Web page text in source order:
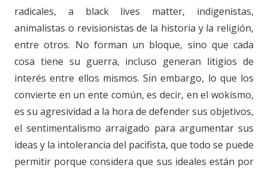
radicales, a black lives matter, indigenistas,
animalistas o revisionistas de la historia y la religión,
entre otros. No forman un bloque, sino que cada
cosa tiene su guerra, incluso generan litigios de
interés entre ellos mismos. Sin embargo, lo que los
convierte en un ente común, es decir, en el wokismo,
es su agresividad a la hora de defender sus objetivos,
el sentimentalismo arraigado para argumentar sus
ideas y la intolerancia del pacifista, que todo se puede
permitir porque considera que sus ideales están por